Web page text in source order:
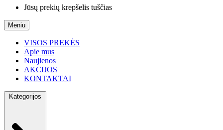
Jūsų prekių krepšelis tuščias
Meniu
VISOS PREKĖS
Apie mus
Naujienos
AKCIJOS
KONTAKTAI
Kategorijos